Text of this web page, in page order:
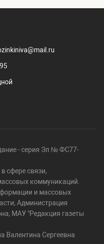
- серия Эл № ФС77-
сфере связи,
коммуникаций.
и массовых
Администрация
МАУ "Редакция газеты
Валентина Сергеевна